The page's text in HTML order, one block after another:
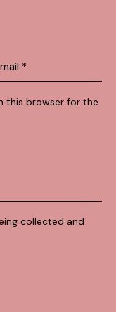
this browser for the
collected and